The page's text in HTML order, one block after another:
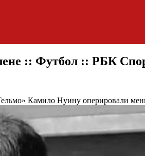
:: Футбол :: РБК
Камило Нуину оперировали